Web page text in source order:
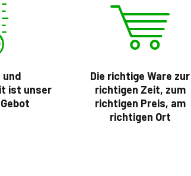
und
ist unser
Die richtige Ware zur
richtigen Zeit, zum
richtigen Preis, am
richtigen Ort